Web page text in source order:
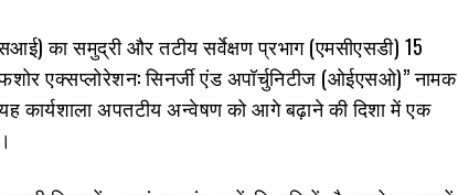
का समुद्री और तटीय सर्वेक्षण प्रभाग (एमसीएसडी) 15
एक्सप्लोरेशन: सिनर्जी एंड अपॉर्चुनिटीज (ओईएसओ)” नामक
कार्यशाला अपतटीय अन्वेषण को आगे बढ़ाने की दिशा में एक